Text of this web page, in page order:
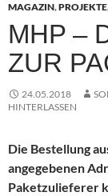
MAGAZIN,PROJEKTE
MHP –
ZUR
24.05.2018
HINTERLASSEN
Die Bestellung
angegebenen
Paketzulieferer